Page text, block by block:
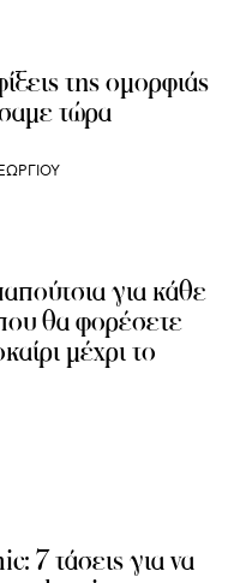
της ομορφιάς
τώρα
για κάθε
θα φορέσετε
μέχρι το
7 τάσεις για να